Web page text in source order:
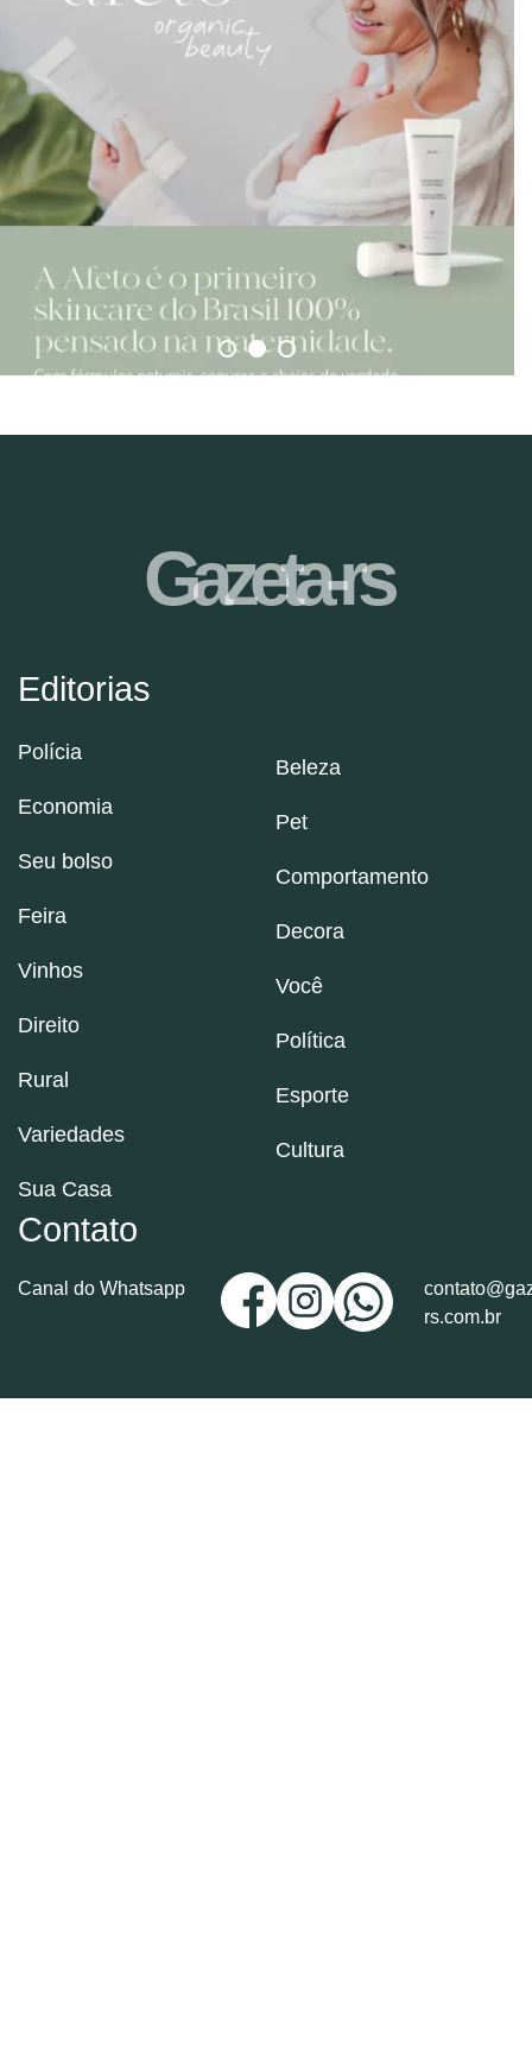
Editorias
Polícia
Economia
Seu bolso
Feira
Vinhos
Direito
Rural
Variedades
Sua Casa
Beleza
Pet
Comportamento
Decora
Você
Política
Esporte
Cultura
Contato
Canal do Whatsapp
rs.com.br
Gazeta-rs